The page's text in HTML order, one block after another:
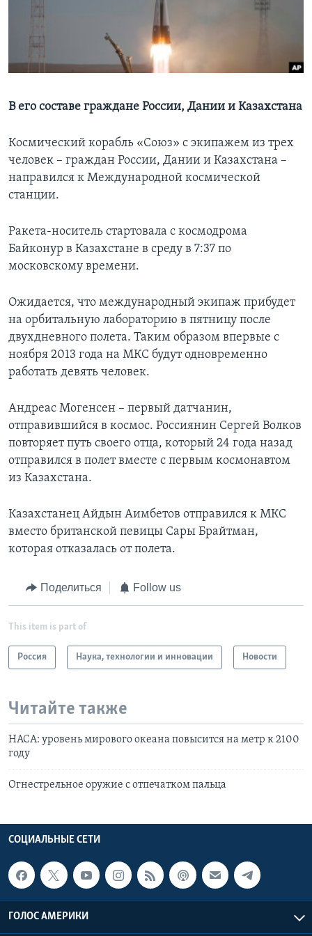
Learning English
СОЦИАЛЬНЫЕ СЕТИ
В его составе граждане России, Дании и Казахстана
Космический корабль «Союз» с экипажем из трех
человек – граждан России, Дании и Казахстана –
направился к Международной космической
станции.
Ракета-носитель стартовала с космодрома
Байконур в Казахстане в среду в 7:37 по
московскому времени.
Ожидается, что международный экипаж прибудет
на орбитальную лабораторию в пятницу после
двухдневного полета. Таким образом впервые с
ноября 2013 года на МКС будут одновременно
работать девять человек.
Андреас Могенсен – первый датчанин,
отправившийся в космос. Россиянин Сергей Волков
повторяет путь своего отца, который 24 года назад
отправился в полет вместе с первым космонавтом
из Казахстана.
Казахстанец Айдын Аимбетов отправился к МКС
вместо британской певицы Сары Брайтман,
которая отказалась от полета.
Поделиться Follow us
This item is part of
Россия Наука, технологии и инновации Новости
Читайте также
НАСА: уровень мирового океана повысится на метр к 2100
году
Огнестрельное оружие с отпечатком пальца
СОЦИАЛЬНЫЕ СЕТИ
ГОЛОС АМЕРИКИ